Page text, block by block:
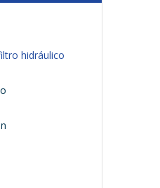
hidráulico